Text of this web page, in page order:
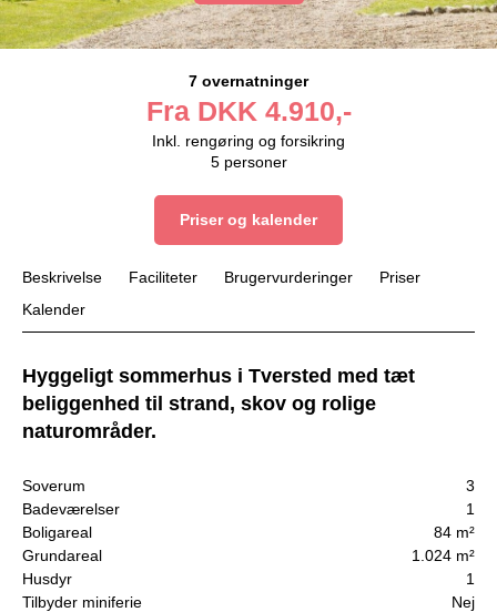
7 overnatninger
Fra DKK 4.910,-
Inkl. rengøring og forsikring
5 personer
Priser og kalender
Beskrivelse Faciliteter Brugervurderinger
Priser
Kalender
Hyggeligt sommerhus i Tversted med tæt
beliggenhed til strand, skov og rolige
naturområder.
Soverum
3
Badeværelser
1
Boligareal
84 m²
Grundareal
1.024 m²
Husdyr
1
Tilbyder miniferie
Nej